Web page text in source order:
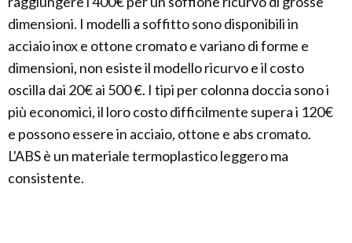
dimensioni. I modelli a soffitto sono disponibili in
acciaio inox e ottone cromato e variano di forme e
dimensioni, non esiste il modello ricurvo e il costo
oscilla dai 20€ ai 500 €. I tipi per colonna doccia sono i
più economici, il loro costo difficilmente supera i 120€
e possono essere in acciaio, ottone e abs cromato.
L'ABS è un materiale termoplastico leggero ma
consistente.